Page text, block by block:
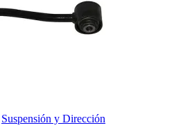
Suspensión y Dirección